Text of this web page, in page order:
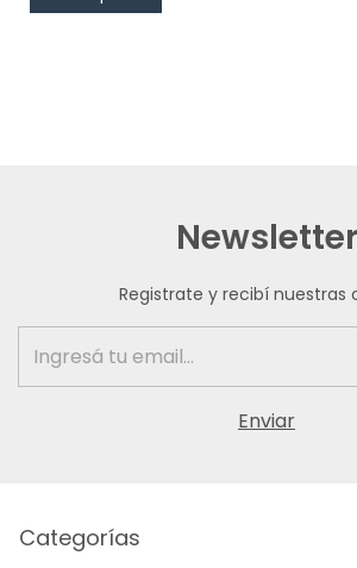
Newsletter
Registrate y recibí nuestras
Categorías